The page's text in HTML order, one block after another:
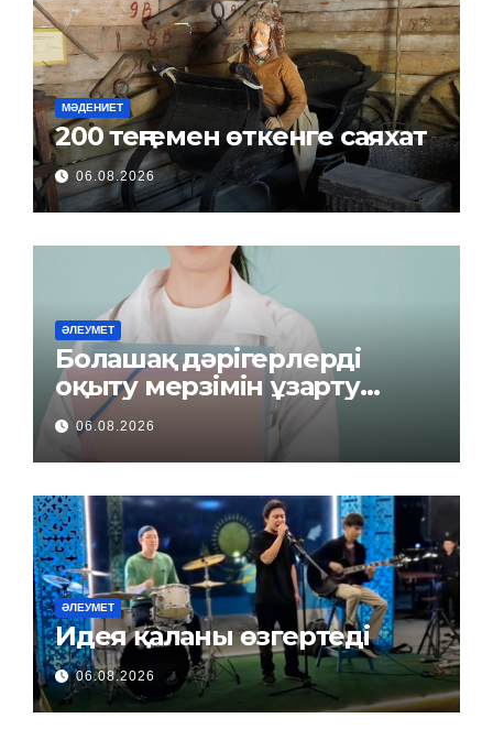
МӘДЕНИЕТ
200 теңгемен өткенге саяхат
06.08.2026
ӘЛЕУМЕТ
Болашақ дәрігерлерді
оқыту мерзімін ұзарту
керек пе?
06.08.2026
ӘЛЕУМЕТ
Идея қаланы өзгертеді
06.08.2026